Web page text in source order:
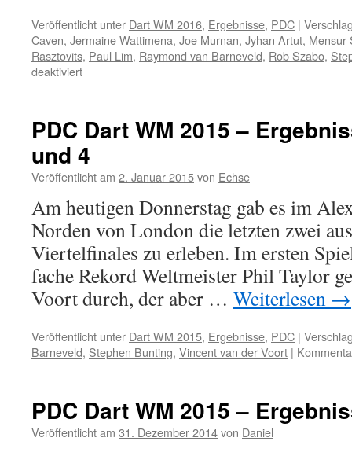
Veröffentlicht unter Dart WM 2016, Ergebnisse, PDC |
Caven, Jermaine Wattimena, Joe Murnan, Jyhan Artut, Mensur
Rasztovits, Paul Lim, Raymond van Barneveld, Rob Szabo,
deaktiviertfür
2016
–
4.
Spieltag:
Suljovic
in
Runde
2
PDC Dart WM 2015 –
und 4
Veröffentlicht am 2. Januar 2015von Echse
Am heutigen Donnerstag gab es im
Norden von London die letzten zwei
Viertelfinales zu erleben. Im ersten
fache Rekord Weltmeister Phil Taylor
Voort durch, der aber … Weiterlesen →
Veröffentlicht unter Dart WM 2015, Ergebnisse, PDC |
Barneveld, Stephen Bunting, Vincent van der Voort |
PDC Dart WM 2015 –
Veröffentlicht am 31. Dezember 2014von Daniel